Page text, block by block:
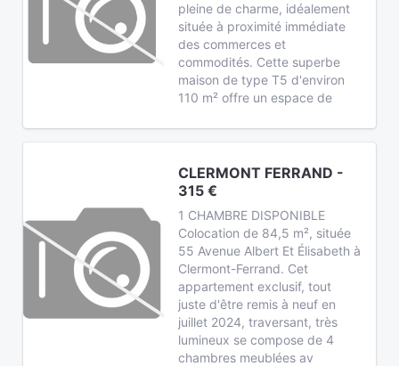
pleine de charme, idéalement
située à proximité immédiate
des commerces et
commodités. Cette superbe
maison de type T5 d'environ
110 m² offre un espace de
CLERMONT FERRAND -
315 €
1 CHAMBRE DISPONIBLE
Colocation de 84,5 m², située
55 Avenue Albert Et Élisabeth à
Clermont-Ferrand. Cet
appartement exclusif, tout
juste d'être remis à neuf en
juillet 2024, traversant, très
lumineux se compose de 4
chambres meublées av